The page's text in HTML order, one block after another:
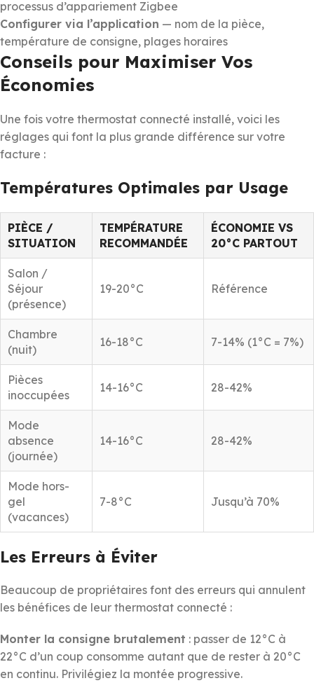
processus d’appariement Zigbee
Configurer via l’application — nom de la pièce,
température de consigne, plages horaires
Conseils pour Maximiser Vos
Économies
Une fois votre thermostat connecté installé, voici les
réglages qui font la plus grande différence sur votre
facture :
Températures Optimales par Usage
PIÈCE /
SITUATION
TEMPÉRATURE
RECOMMANDÉE
ÉCONOMIE VS
20°C PARTOUT
Salon /
Séjour
(présence)
19-20°C Référence
Chambre
(nuit)
16-18°C 7-14% (1°C = 7%)
Pièces
inoccupées
14-16°C 28-42%
Mode
absence
(journée)
14-16°C 28-42%
Mode hors-
gel
(vacances)
7-8°C Jusqu’à 70%
Les Erreurs à Éviter
Beaucoup de propriétaires font des erreurs qui annulent
les bénéfices de leur thermostat connecté :
Monter la consigne brutalement : passer de 12°C à
22°C d’un coup consomme autant que de rester à 20°C
en continu. Privilégiez la montée progressive.